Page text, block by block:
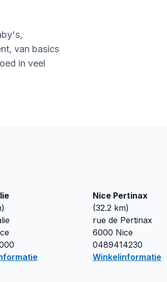
van basics
in veel
Nice Pertinax
(32.2km)
rue de Pertinax
6000 Nice
0489414230
Winkelinformatie